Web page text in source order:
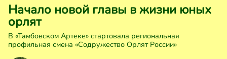
Начало новой главы в жизни юных
орлят
В «Тамбовском Артеке» стартовала региональная
профильная смена «Содружество Орлят России»